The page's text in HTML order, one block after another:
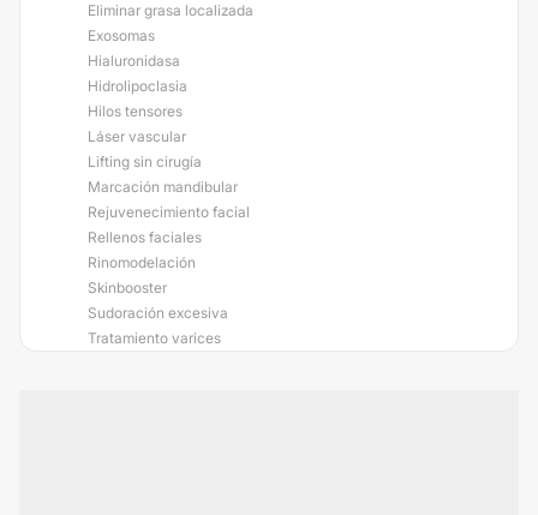
Eliminar grasa localizada
Exosomas
Hialuronidasa
Hidrolipoclasia
Hilos tensores
Láser vascular
Lifting sin cirugía
Marcación mandibular
Rejuvenecimiento facial
Rellenos faciales
Rinomodelación
Skinbooster
Sudoración excesiva
Tratamiento varices